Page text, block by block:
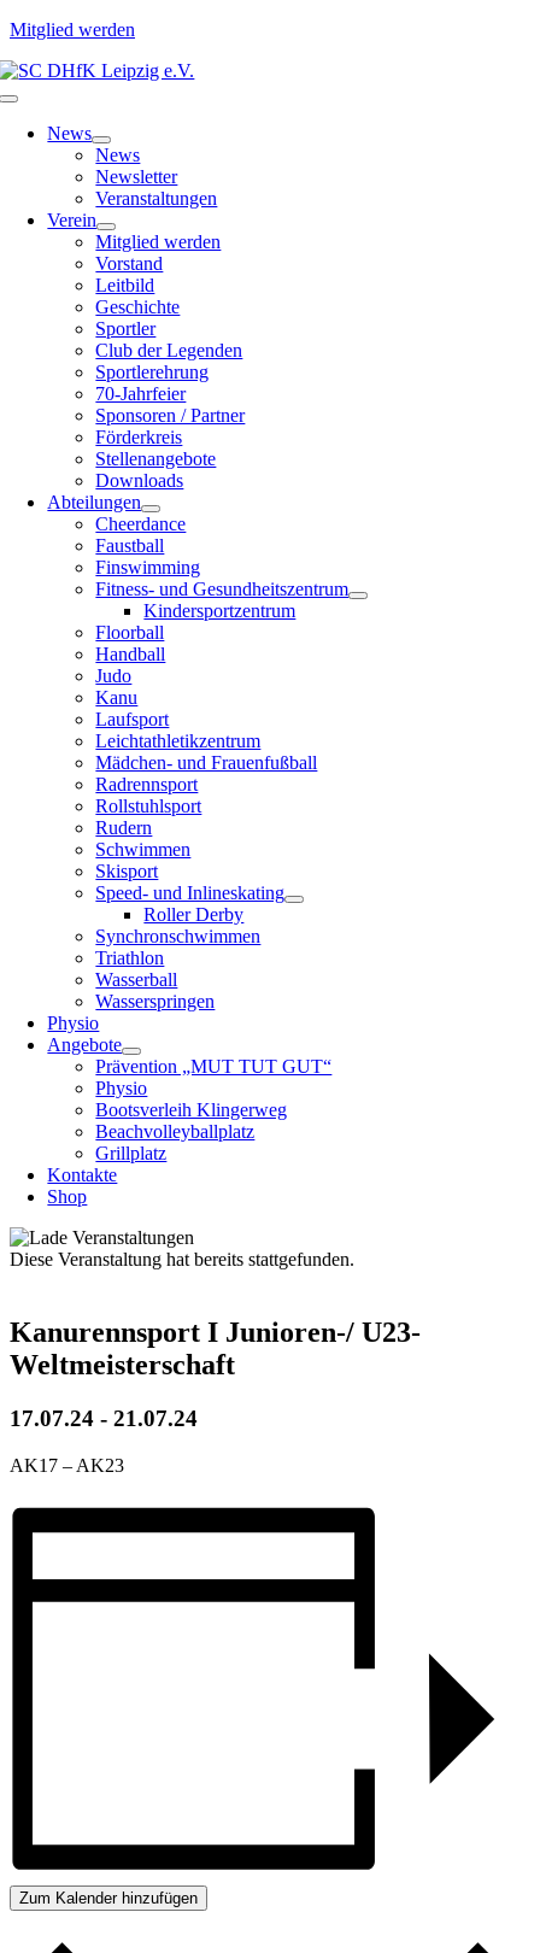
Mitglied werden
Zum
Inhalt
Toggle
NavigationNews
News
Newsletter
Veranstaltungen
Verein
Mitglied werden
Vorstand
Leitbild
Geschichte
Sportler
Club der Legenden
Sportlerehrung
70-Jahrfeier
Sponsoren / Partner
Förderkreis
Stellenangebote
Downloads
Abteilungen
Cheerdance
Faustball
Finswimming
Fitness- und Gesundheitszentrum
Kindersportzentrum
Floorball
Handball
Judo
Kanu
Laufsport
Leichtathletikzentrum
Mädchen- und Frauenfußball
Radrennsport
Rollstuhlsport
Rudern
Schwimmen
Skisport
Speed- und Inlineskating
Roller Derby
Synchronschwimmen
Triathlon
Wasserball
Wasserspringen
Physio
Angebote
Prävention „MUT TUT GUT“
Physio
Bootsverleih Klingerweg
Beachvolleyballplatz
Grillplatz
Kontakte
Shop
Diese Veranstaltung hat bereits stattgefunden.
Kanurennsport I Junioren-/ U23-
Weltmeisterschaft
17.07.24 - 21.07.24
AK17 – AK23
Zum Kalender hinzufügen